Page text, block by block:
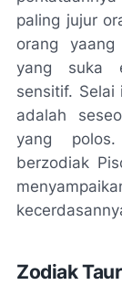
paling jujur
orang
yang suka
sensitif.
adalah
yang
berzodiak
Zodiak